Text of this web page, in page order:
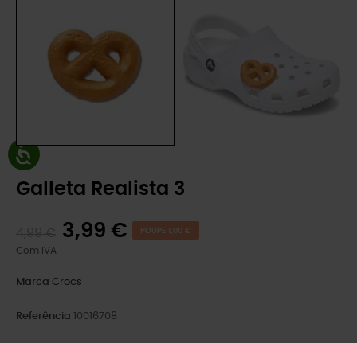
Galleta Realista 3
3,99 € POUPE 1,00 €
Com IVA
Marca Crocs
Referência 10016708